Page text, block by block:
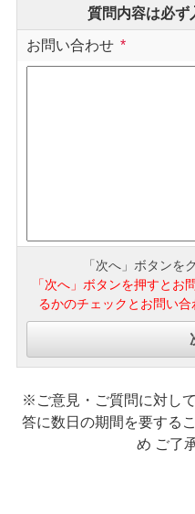
質問内容は必ず
お問い合わせ *
「次へ」ボタンを
「次へ」ボタンを押すとお
るかのチェックとお問い合
※ご意見・ご質問に対し
答に数日の期間を要する
め ご了